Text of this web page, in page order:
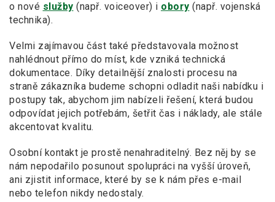
o nové služby (např. voiceover) i obory (např. vojenská
technika).
Velmi zajímavou část také představovala možnost
nahlédnout přímo do míst, kde vzniká technická
dokumentace. Díky detailnější znalosti procesu na
straně zákazníka budeme schopni odladit naši nabídku i
postupy tak, abychom jim nabízeli řešení, která budou
odpovídat jejich potřebám, šetřit čas i náklady, ale stále
akcentovat kvalitu.
Osobní kontakt je prostě nenahraditelný. Bez něj by se
nám nepodařilo posunout spolupráci na vyšší úroveň,
ani zjistit informace, které by se k nám přes e-mail
nebo telefon nikdy nedostaly.